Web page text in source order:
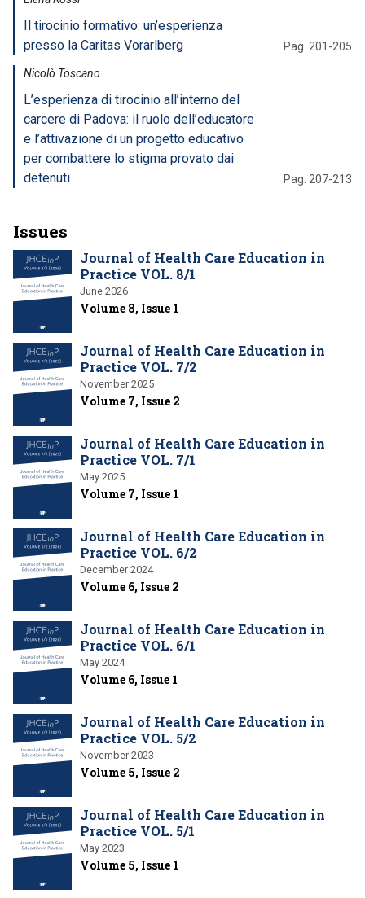
Il tirocinio formativo: un’esperienza
presso la Caritas Vorarlberg
Pag. 201-205
Nicolò Toscano
L’esperienza di tirocinio all’interno del
carcere di Padova: il ruolo dell’educatore
e l’attivazione di un progetto educativo
per combattere lo stigma provato dai
detenuti
Pag. 207-213
Issues
Journal of Health Care Education in
Practice VOL. 8/1
June 2026
Volume 8, Issue 1
Journal of Health Care Education in
Practice VOL. 7/2
November 2025
Volume 7, Issue 2
Journal of Health Care Education in
Practice VOL. 7/1
May 2025
Volume 7, Issue 1
Journal of Health Care Education in
Practice VOL. 6/2
December 2024
Volume 6, Issue 2
Journal of Health Care Education in
Practice VOL. 6/1
May 2024
Volume 6, Issue 1
Journal of Health Care Education in
Practice VOL. 5/2
November 2023
Volume 5, Issue 2
Journal of Health Care Education in
Practice VOL. 5/1
May 2023
Volume 5, Issue 1